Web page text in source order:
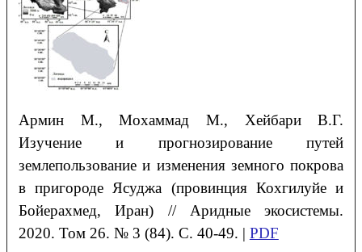
Армин М., Мохаммад М., ХейбариВ.Г.
Изучение и прогнозирование путей
землепользование и изменения земного покрова
в пригороде Ясуджа (провинция Кохгилуйе и
Бойерахмед, Иран) // Аридные экосистемы.
2020. Том 26. № 3 (84). С. 40-49. | PDF